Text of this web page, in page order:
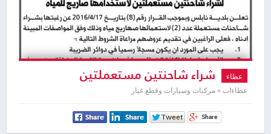
عطاء شراء شاحنتين مستعملتين
عطاءات » مركبات وسيارات وقطع غيار